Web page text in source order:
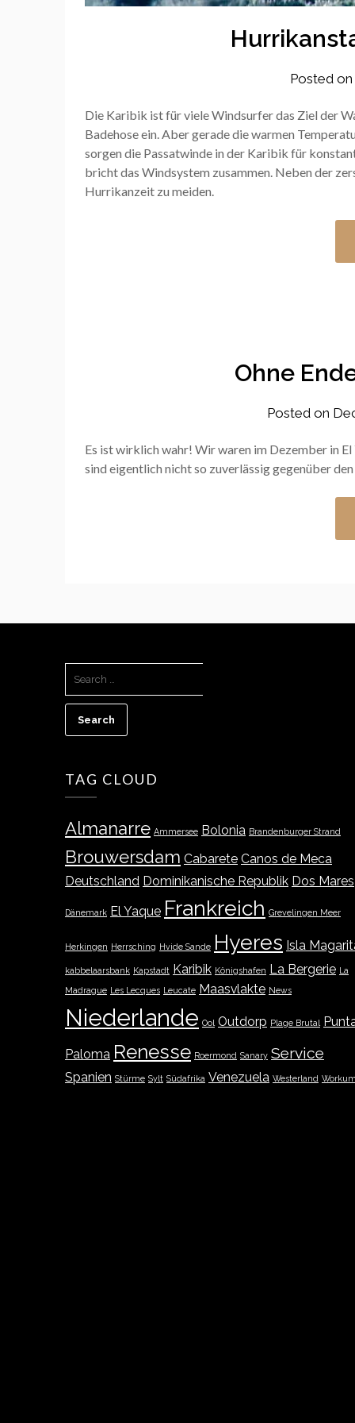
Posted on
Die Karibik ist für viele Windsurfer das Ziel der
Badehose ein. Aber gerade die warmen
sorgen die Passatwinde in der Karibik für
bricht das Windsystem zusammen. Neben der
Hurrikanzeit zu meiden.
Ohne
Posted on
Es ist wirklich wahr! Wir waren im Dezember in
sind eigentlich nicht so zuverlässig gegenüber
TAG CLOUD
Almanarre Ammersee Bolonia Brandenburger Strand
Brouwersdam Cabarete Canos de Meca
Deutschland Dominikanische Republik Dos Mares
Dänemark El Yaque Frankreich Grevelingen Meer
Herkingen Herrsching Hvide Sande Hyeres Isla
kabbelaarsbank Kapstadt Karibik Königshafen La Bergerie La
Madrague Les Lecques Leucate Maasvlakte News
Niederlande Ool Outdorp Plage Brutal
Paloma Renesse Roermond Sanary Service
Spanien Stürme Sylt Südafrika Venezuela Westerland